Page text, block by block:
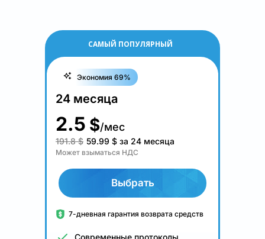
САМЫЙ ПОПУЛЯРНЫЙ
Экономия 69%
24 месяца
2.5 $/мес
191.8 $ 59.99 $ за 24 месяца
Может взыматься НДС
Выбрать
7-дневная гарантия возврата средств